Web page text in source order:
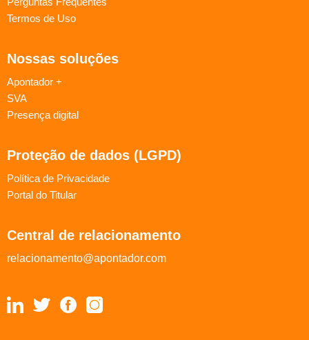
Termos de Uso
Nossas soluções
Apontador +
SVA
Presença digital
Proteção de dados (LGPD)
Política de Privacidade
Portal do Titular
Central de relacionamento
relacionamento@apontador.com